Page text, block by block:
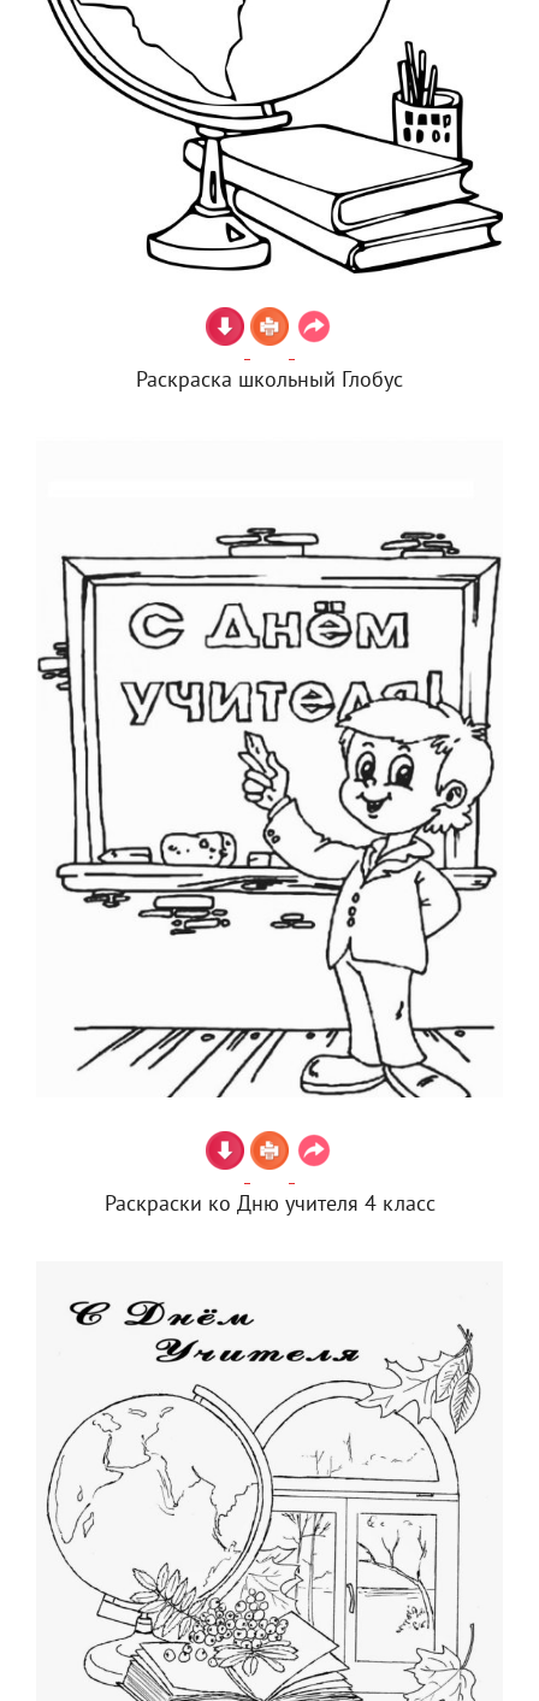
Раскраска школьный Глобус
Раскраски ко Дню учителя 4 класс